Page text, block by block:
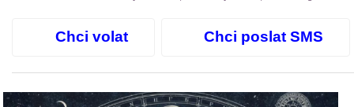
Chci volat Chci poslat SMS